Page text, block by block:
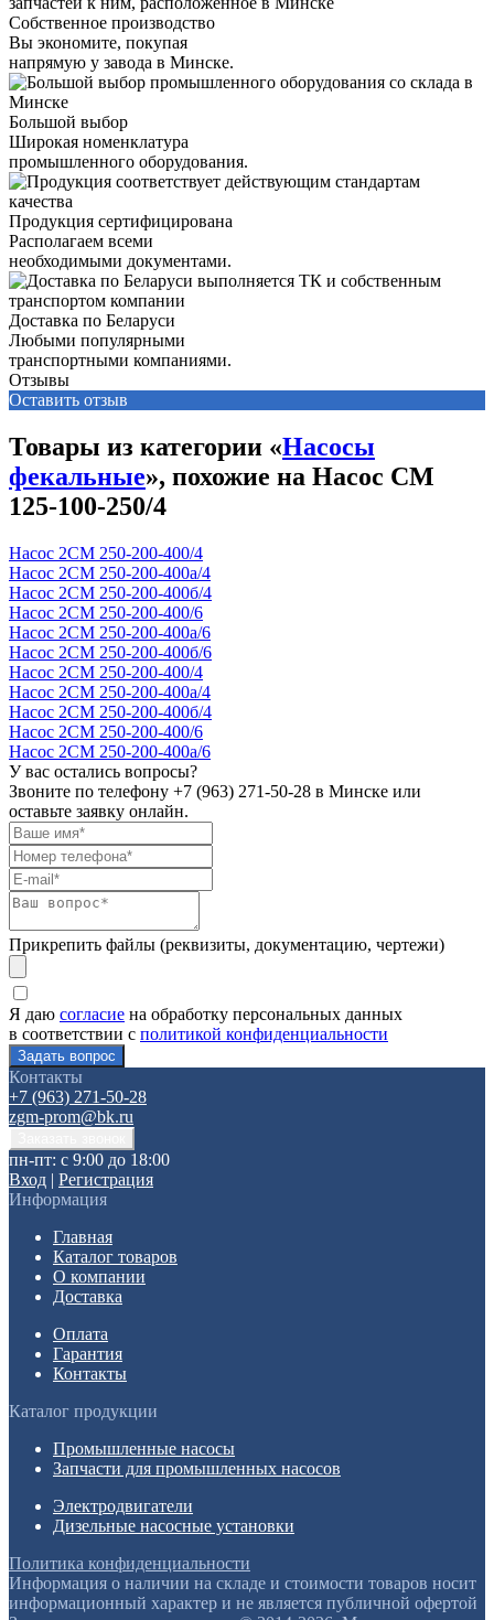
Собственное производство
Вы экономите, покупая
напрямую у завода в Минске.
Большой выбор
Широкая номенклатура
промышленного оборудования.
Продукция сертифицирована
Располагаем всеми
необходимыми документами.
Доставка по Беларуси
Любыми популярными
транспортными компаниями.
Отзывы
Оставить отзыв
Товары из категории «Насосы
фекальные», похожие на Насос СМ
125-100-250/4
Насос 2СМ 250-200-400/4
Насос 2СМ 250-200-400а/4
Насос 2СМ 250-200-400б/4
Насос 2СМ 250-200-400/6
Насос 2СМ 250-200-400а/6
Насос 2СМ 250-200-400б/6
Насос 2СМ 250-200-400/4
Насос 2СМ 250-200-400а/4
Насос 2СМ 250-200-400б/4
Насос 2СМ 250-200-400/6
Насос 2СМ 250-200-400а/6
У вас остались вопросы?
Звоните по телефону +7 (963) 271-50-28 в Минске или
оставьте заявку онлайн.
Прикрепить файлы (реквизиты, документацию, чертежи)
Я даю согласие на обработку персональных данных
в соответствии с политикой конфиденциальности
Контакты
+7 (963) 271-50-28
zgm-prom@bk.ru
пн-пт: с 9:00 до 18:00
Вход | Регистрация
Информация
Главная
Каталог товаров
О компании
Доставка
Оплата
Гарантия
Контакты
Каталог продукции
Промышленные насосы
Запчасти для промышленных насосов
Электродвигатели
Дизельные насосные установки
Политика конфиденциальности
Информация о наличии на складе и стоимости товаров носит
информационный характер и не является публичной офертой